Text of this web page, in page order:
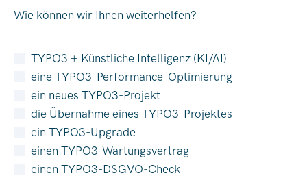
Wie können wir Ihnen weiterhelfen?
TYPO3 + Künstliche Intelligenz (KI/AI)
eine TYPO3-Performance-Optimierung
ein neues TYPO3-Projekt
die Übernahme eines TYPO3-Projektes
ein TYPO3-Upgrade
einen TYPO3-Wartungsvertrag
einen TYPO3-DSGVO-Check